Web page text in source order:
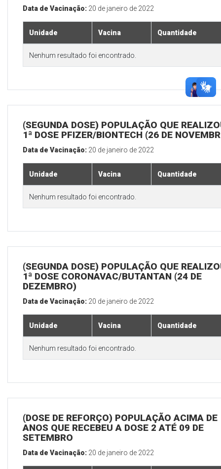
Data de Vacinação: 20 de janeiro de 2022
Unidade Vacina Quantidade
Nenhum resultado foi encontrado.
(SEGUNDA DOSE) POPULAÇÃO QUE
1ª DOSE PFIZER/BIONTECH (26 DE
Data de Vacinação: 20 de janeiro de 2022
Unidade Vacina Quantidade
Nenhum resultado foi encontrado.
(SEGUNDA DOSE) POPULAÇÃO QUE
1ª DOSE CORONAVAC/BUTANTAN (24 DE
DEZEMBRO)
Data de Vacinação: 20 de janeiro de 2022
Unidade Vacina Quantidade
Nenhum resultado foi encontrado.
(DOSE DE REFORÇO) POPULAÇÃO ACIMA DE
ANOS QUE RECEBEU A DOSE 2 ATÉ 09 DE
SETEMBRO
Data de Vacinação: 20 de janeiro de 2022